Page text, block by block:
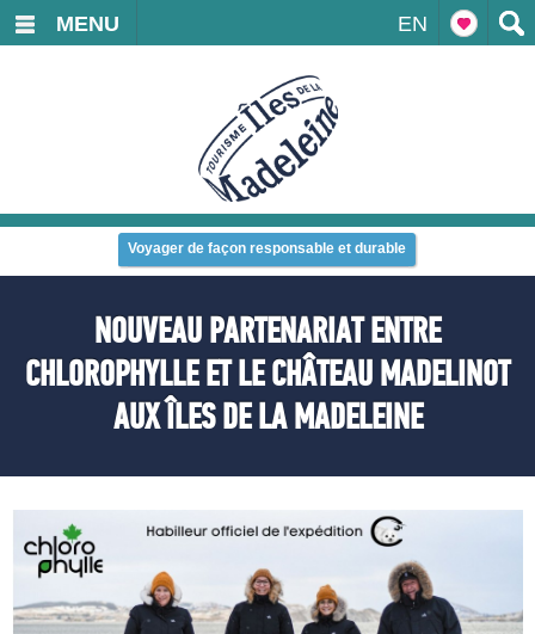
EN
MENU
Voyager de façon responsable et durable
NOUVEAU PARTENARIAT ENTRE
CHLOROPHYLLE ET LE CHÂTEAU MADELINOT
AUX ÎLES DE LA MADELEINE